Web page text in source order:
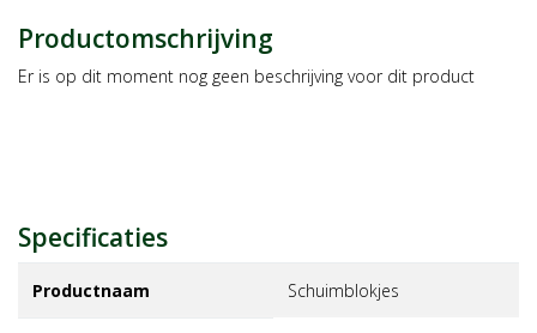
Productomschrijving
Er is op dit moment nog geen beschrijving voor dit product
Specificaties
Productnaam Schuimblokjes